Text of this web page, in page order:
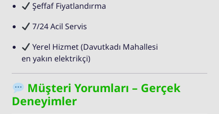
Şeffaf Fiyatlandırma
7/24 Acil Servis
Yerel Hizmet (Davutkadı Mahallesi
en yakın elektrikçi)
Müşteri Yorumları – Gerçek
Deneyimler